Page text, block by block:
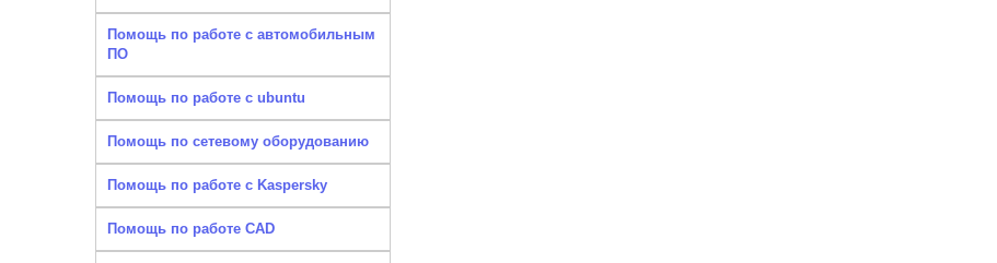
Помощь по работе с автомобильным
ПО
Помощь по работе с ubuntu
Помощь по сетевому оборудованию
Помощь по работе с Kaspersky
Помощь по работе CAD